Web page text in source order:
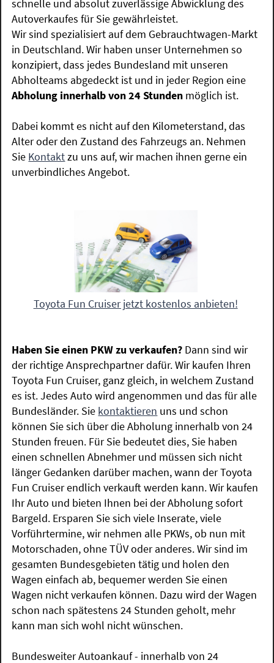
schnelle und absolut zuverlässige Abwicklung des
Autoverkaufes für Sie gewährleistet.
Wir sind spezialisiert auf dem Gebrauchtwagen-Markt
in Deutschland. Wir haben unser Unternehmen so
konzipiert, dass jedes Bundesland mit unseren
Abholteams abgedeckt ist und in jeder Region eine
Abholung innerhalb von 24 Stunden möglich ist.
Dabei kommt es nicht auf den Kilometerstand, das
Alter oder den Zustand des Fahrzeugs an. Nehmen
Sie Kontaktzu uns auf, wir machen ihnen gerne ein
unverbindliches Angebot.
Toyota Fun Cruiser jetzt kostenlos anbieten!
Haben Sie einen PKW zu verkaufen? Dann sind wir
der richtige Ansprechpartner dafür. Wir kaufen Ihren
Toyota Fun Cruiser, ganz gleich, in welchem Zustand
es ist. Jedes Auto wird angenommen und das für alle
Bundesländer. Sie kontaktieren uns und schon
können Sie sich über die Abholung innerhalb von 24
Stunden freuen. Für Sie bedeutet dies, Sie haben
einen schnellen Abnehmer und müssen sich nicht
länger Gedanken darüber machen, wann der Toyota
Fun Cruiser endlich verkauft werden kann. Wir kaufen
Ihr Auto und bieten Ihnen bei der Abholung sofort
Bargeld. Ersparen Sie sich viele Inserate, viele
Vorführtermine, wir nehmen alle PKWs, ob nun mit
Motorschaden, ohne TÜV oder anderes. Wir sind im
gesamten Bundesgebieten tätig und holen den
Wagen einfach ab, bequemer werden Sie einen
Wagen nicht verkaufen können. Dazu wird der Wagen
schon nach spätestens 24 Stunden geholt, mehr
kann man sich wohl nicht wünschen.
Bundesweiter Autoankauf - innerhalb von 24